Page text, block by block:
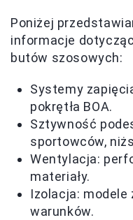
Poniżej
informacje
butów szosowych:
Systemy
pokrętła BOA.
Sztywność
sportowców,
Wentylacja:
materiały.
Izolacja:
warunków.